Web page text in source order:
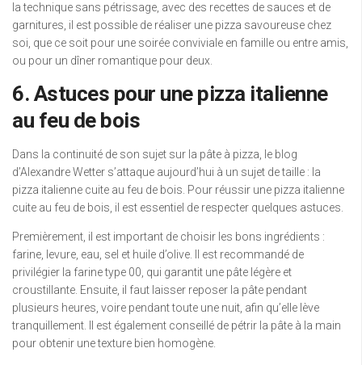
la technique sans pétrissage, avec des recettes de sauces et de
garnitures, il est possible de réaliser une pizza savoureuse chez
soi, que ce soit pour une soirée conviviale en famille ou entre amis,
ou pour un dîner romantique pour deux.
6. Astuces pour une pizza italienne
au feu de bois
Dans la continuité de son sujet sur la pâte à pizza, le blog
d’Alexandre Wetter s’attaque aujourd’hui à un sujet de taille : la
pizza italienne cuite au feu de bois. Pour réussir une pizza italienne
cuite au feu de bois, il est essentiel de respecter quelques astuces.
Premièrement, il est important de choisir les bons ingrédients :
farine, levure, eau, sel et huile d’olive. Il est recommandé de
privilégier la farine type 00, qui garantit une pâte légère et
croustillante. Ensuite, il faut laisser reposer la pâte pendant
plusieurs heures, voire pendant toute une nuit, afin qu’elle lève
tranquillement. Il est également conseillé de pétrir la pâte à la main
pour obtenir une texture bien homogène.